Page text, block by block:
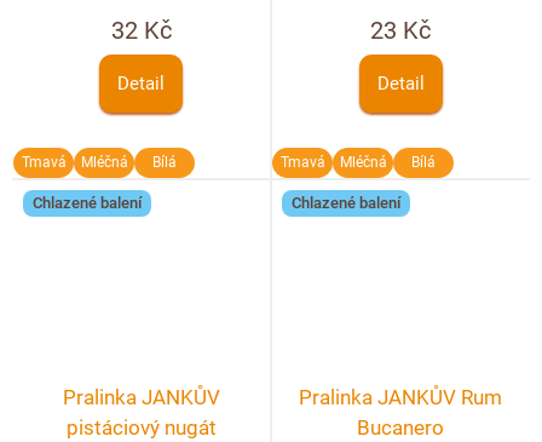
32 Kč
Detail
Tmavá Mléčná Bílá
23 Kč
Detail
Tmavá Mléčná Bílá
Chlazené balení
Pralinka JANKŮV
pistáciový nugát
Chlazené balení
Pralinka JANKŮV Rum
Bucanero